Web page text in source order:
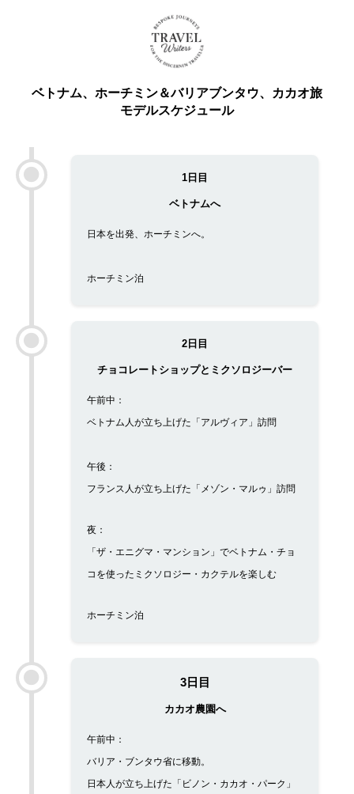
ベトナム、ホーチミン＆バリアブンタウ、カカオ旅
モデルスケジュール
1日目
ベトナムへ
日本を出発、ホーチミンへ。
ホーチミン泊
2日目
チョコレートショップとミクソロジーバー
午前中：
ベトナム人が立ち上げた「アルヴィア」訪問
午後：
フランス人が立ち上げた「メゾン・マルゥ」訪問
夜：
「ザ・エニグマ・マンション」でベトナム・チョ
コを使ったミクソロジー・カクテルを楽しむ
ホーチミン泊
3日目
カカオ農園へ
午前中：
バリア・ブンタウ省に移動。
日本人が立ち上げた「ビノン・カカオ・パーク」